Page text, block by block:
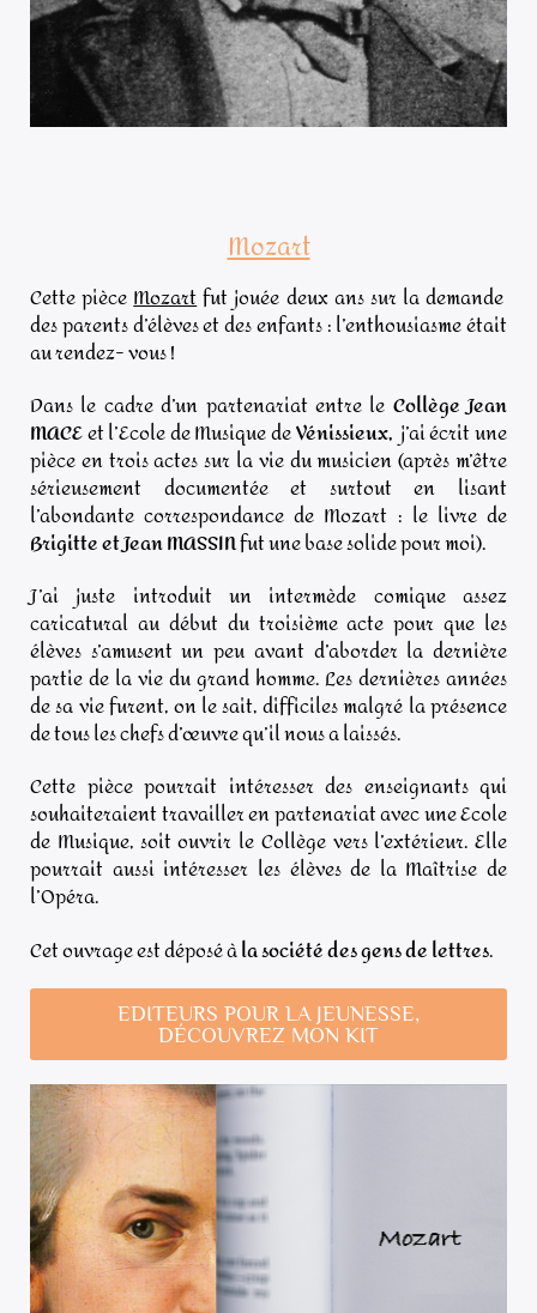
Mozart
Cette pièceMozartfut jouée deux ans sur la demande
des parents d’élèves et des enfants : l’enthousiasme était
au rendez- vous !
Dans le cadre d’un partenariat entre le Collège Jean
MACEet l’Ecole de Musique deVénissieux, j’ai écrit une
pièce en trois actes sur la vie du musicien (après m’être
sérieusement documentée et surtout en lisant
l’abondante correspondance de Mozart : le livre de
Brigitte et Jean MASSINfut une base solide pour moi).
J’ai juste introduit un intermède comique assez
caricatural au début du troisième acte pour que les
élèves s’amusent un peu avant d’aborder la dernière
partie de la vie du grand homme. Les dernières années
de sa vie furent, on le sait, difficiles malgré la présence
de tous les chefs d’œuvre qu’il nous a laissés.
Cette pièce pourrait intéresser des enseignants qui
souhaiteraient travailler en partenariat avec une Ecole
de Musique, soit ouvrir le Collège vers l’extérieur. Elle
pourrait aussi intéresser les élèves de la Maîtrise de
l’Opéra.
Cet ouvrage est déposé àla société des gens de lettres.
EDITEURS POUR LA JEUNESSE,
DÉCOUVREZ MON KIT